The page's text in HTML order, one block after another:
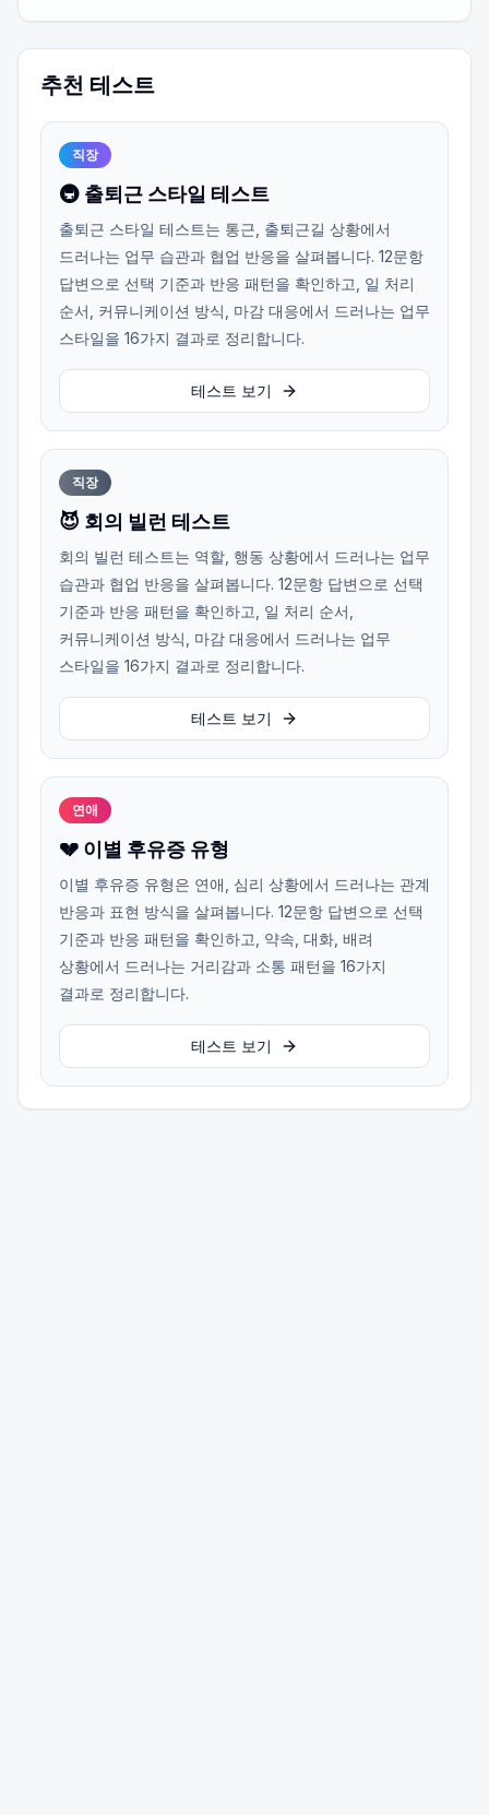
추천 테스트
직장
🚇 출퇴근 스타일 테스트
출퇴근 스타일 테스트는 통근, 출퇴근길 상황에서
드러나는 업무 습관과 협업 반응을 살펴봅니다. 12문항
답변으로 선택 기준과 반응 패턴을 확인하고, 일 처리
순서, 커뮤니케이션 방식, 마감 대응에서 드러나는 업무
스타일을 16가지 결과로 정리합니다.
테스트 보기
직장
😈 회의 빌런 테스트
회의 빌런 테스트는 역할, 행동 상황에서 드러나는 업무
습관과 협업 반응을 살펴봅니다. 12문항 답변으로 선택
기준과 반응 패턴을 확인하고, 일 처리 순서,
커뮤니케이션 방식, 마감 대응에서 드러나는 업무
스타일을 16가지 결과로 정리합니다.
테스트 보기
연애
💔 이별 후유증 유형
이별 후유증 유형은 연애, 심리 상황에서 드러나는 관계
반응과 표현 방식을 살펴봅니다. 12문항 답변으로 선택
기준과 반응 패턴을 확인하고, 약속, 대화, 배려
상황에서 드러나는 거리감과 소통 패턴을 16가지
결과로 정리합니다.
테스트 보기